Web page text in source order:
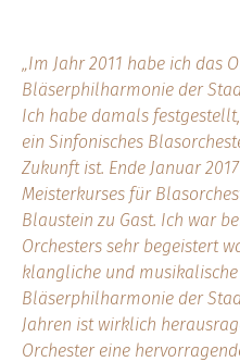
„Im Jahr 2011 habe ich das
Bläserphilharmonie der
Ich habe damals
ein Sinfonisches
Zukunft ist. Ende Januar
Meisterkurses für
Blaustein zu Gast. Ich war
Orchesters sehr begeistert
klangliche und
Bläserphilharmonie der
Jahren ist wirklich
Orchester eine